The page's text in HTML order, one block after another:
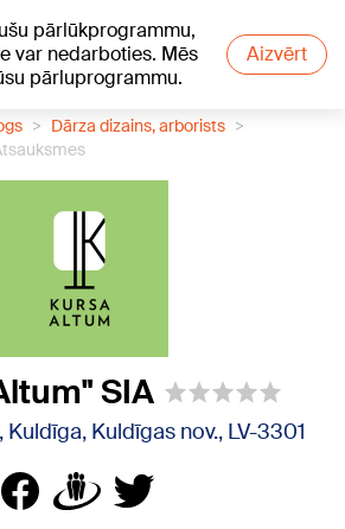
pārlūkprogrammu,
var nedarboties. Mēs
pārluprogrammu.
Aizvērt
Dārza dizains, arborists
SIA
Kuldīga, Kuldīgas nov., LV-3301